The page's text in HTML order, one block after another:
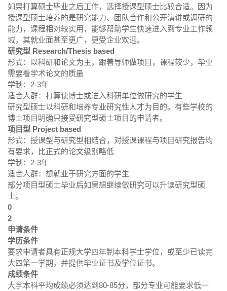
如果打算硕士毕业之后工作，选择授课型硕士比较合适。因为
授课型硕士培养的是研究能力、团队合作和公开演讲或调研的
能力，课程相对较实用，能够帮助学生快速进入到专业工作领
域，其就业面甚至更广，更受企业欢迎。
研究型 Research/Thesis based
形式：以科研和论文为主，跟着导师做项目，课程较少，毕业
需要看学术论文的质量
学制：2-3年
适合人群：打算读博士或进入科研单位做研究的学生
研究型硕士以科研和培养专业研究性人才为目的。有些学校的
博士项目明确只接受研究型硕士项目的申请者。
项目型 Project based
形式：授课型与研究型相结合，对授课课程与项目研究报告均
有要求，比正式的论文级别略低
学制：2-3年
适合人群：想就业于研究方面的学生
部分项目型硕士毕业后如果想继续做研究可以升读研究型硕
士。
0
2
申请条件
学历条件
要求申请者具有正规大学四年制本科学士学位，或至少已读完
大四第一学期，并提供毕业证书及学位证书。
成绩条件
大学本科平均成绩必须达到80-85分，部分专业可能要求低一